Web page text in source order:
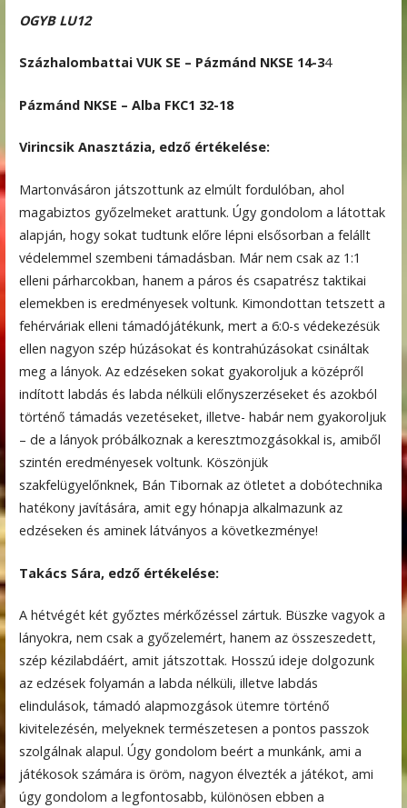
OGYB LU12
Százhalombattai VUK SE – Pázmánd NKSE 14-34
Pázmánd NKSE – Alba FKC1 32-18
Virincsik Anasztázia, edző értékelése:
Martonvásáron játszottunk az elmúlt fordulóban, ahol
magabiztos győzelmeket arattunk. Úgy gondolom a látottak
alapján, hogy sokat tudtunk előre lépni elsősorban a felállt
védelemmel szembeni támadásban. Már nem csak az 1:1
elleni párharcokban, hanem a páros és csapatrész taktikai
elemekben is eredményesek voltunk. Kimondottan tetszett a
fehérváriak elleni támadójátékunk, mert a 6:0-s védekezésük
ellen nagyon szép húzásokat és kontrahúzásokat csináltak
meg a lányok. Az edzéseken sokat gyakoroljuk a középről
indított labdás és labda nélküli előnyszerzéseket és azokból
történő támadás vezetéseket, illetve- habár nem gyakoroljuk
– de a lányok próbálkoznak a keresztmozgásokkal is, amiből
szintén eredményesek voltunk. Köszönjük
szakfelügyelőnknek, Bán Tibornak az ötletet a dobótechnika
hatékony javítására, amit egy hónapja alkalmazunk az
edzéseken és aminek látványos a következménye!
Takács Sára, edző értékelése:
A hétvégét két győztes mérkőzéssel zártuk. Büszke vagyok a
lányokra, nem csak a győzelemért, hanem az összeszedett,
szép kézilabdáért, amit játszottak. Hosszú ideje dolgozunk
az edzések folyamán a labda nélküli, illetve labdás
elindulások, támadó alapmozgások ütemre történő
kivitelezésén, melyeknek természetesen a pontos passzok
szolgálnak alapul. Úgy gondolom beért a munkánk, ami a
játékosok számára is öröm, nagyon élvezték a játékot, ami
úgy gondolom a legfontosabb, különösen ebben a